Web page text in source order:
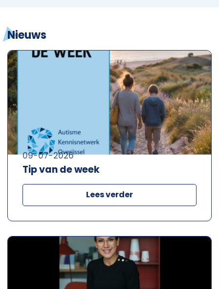
Nieuws
Tip van de week
09-07-2026
Lees verder